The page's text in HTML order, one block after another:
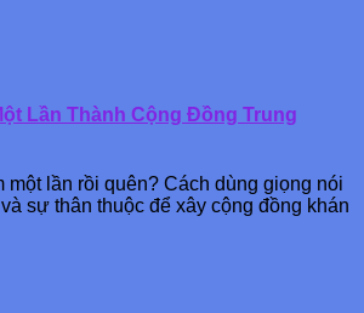
Lần Thành Cộng Đồng Trung
một lần rồi quên? Cách dùng giọng nói
sự thân thuộc để xây cộng đồng khán